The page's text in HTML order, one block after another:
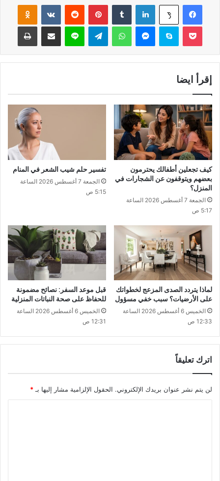
فيسبوك ‫X لينكدإن بينتيريست
سكايب واتساب لاين
إقرأ ايضا
كيف تجعلين أطفالك يحترمون
بعضهم ويتوقفون عن الشجارات في
المنزل؟
الجمعة 7 أغسطس 2026 الساعة
5:17 ص
تفسير حلم شيب الشعر في المنام
الجمعة 7 أغسطس 2026 الساعة
5:15 ص
لماذا يتردد الصدى المزعج لخطواتك
على الأرضيات؟ سبب خفي مسؤول
الخميس 6 أغسطس 2026 الساعة
12:33 ص
قبل موعد السفر: نصائح مضمونة
للحفاظ على صحة النباتات المنزلية
الخميس 6 أغسطس 2026 الساعة
12:31 ص
اترك تعليقاً
لن يتم نشر عنوان بريدك الإلكتروني. الحقول الإلزامية مشار إليها بـ*